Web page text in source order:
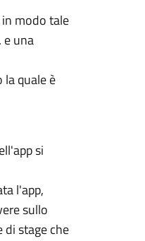
modo tale
e una
quale è
si
l'app,
sullo
stage che